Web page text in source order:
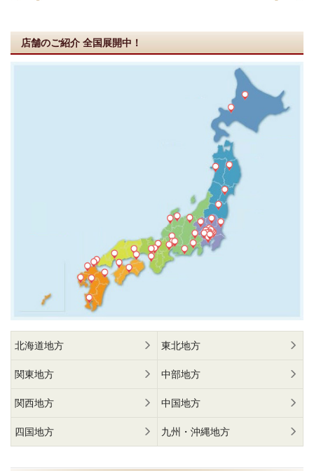
店舗のご紹介 全国展開中！
北海道地方 東北地方
関東地方 中部地方
関西地方 中国地方
四国地方 九州・沖縄地方